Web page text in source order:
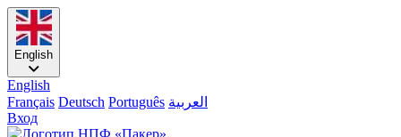
English
English
Français Deutsch Português العربية
Вход